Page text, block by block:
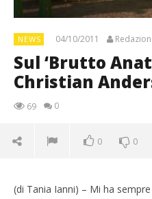
NEWS 04/10/2011
Sul ‘Brutto
Christian
69 0
0 0
(di Tania Ianni) – Mi ha